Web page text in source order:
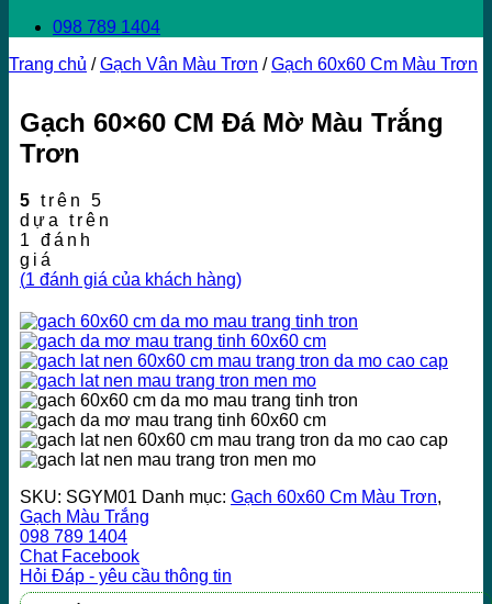
098 789 1404
Trang chủ / Gạch Vân Màu Trơn / Gạch 60x60 Cm Màu Trơn
Gạch 60×60 CM Đá Mờ Màu Trắng
Trơn
5 trên 5
dựa trên
1
đánh
giá
(1 đánh giá của khách hàng)
SKU: SGYM01 Danh mục: Gạch 60x60 Cm Màu Trơn,
Gạch Màu Trắng
098 789 1404
Chat Facebook
Hỏi Đáp - yêu cầu thông tin